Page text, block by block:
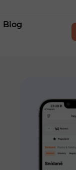
Blog